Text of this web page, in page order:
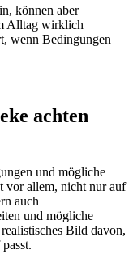
können aber
Alltag wirklich
wenn Bedingungen
achten
und mögliche
vor allem, nicht nur auf
auch
und mögliche
Bild davon,